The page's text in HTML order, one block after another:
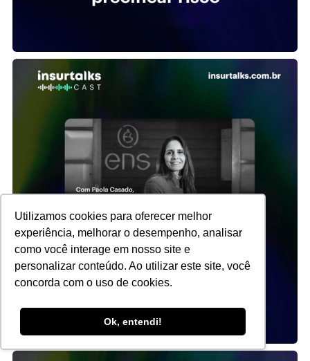
Utilizamos cookies para oferecer melhor
experiência, melhorar o desempenho, analisar
como você interage em nosso site e
personalizar conteúdo. Ao utilizar este site, você
concorda com o uso de cookies.
Ok, entendi!